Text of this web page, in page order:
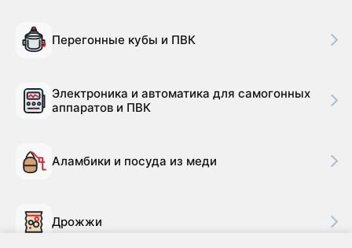
Перегонные кубы и ПВК
Электроника и автоматика для самогонных
аппаратов и ПВК
Аламбики и посуда из меди
Дрожжи